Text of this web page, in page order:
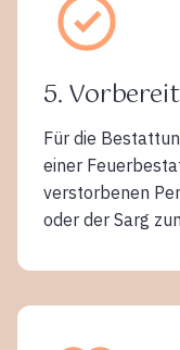
5.
Für die
einer
verstorbenen
oder der Sarg